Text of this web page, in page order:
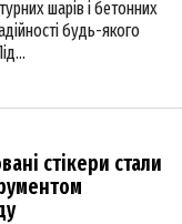
шарів і бетонних
будь-якого
стікери стали